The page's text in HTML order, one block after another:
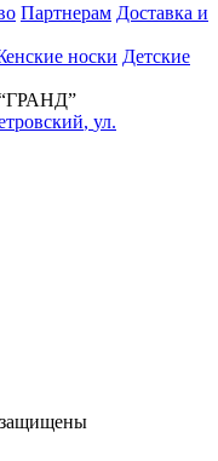
Партнерам Доставка и
носки Детские
, ул.